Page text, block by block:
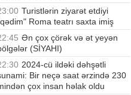
Turistlərin ziyarət etdiyi
Roma teatrı saxta imiş
Ən çox çörək və ət yeyən
(SİYAHI)
2024-cü ildəki dəhşətli
Bir neçə saat ərzində 230
çox insan həlak oldu